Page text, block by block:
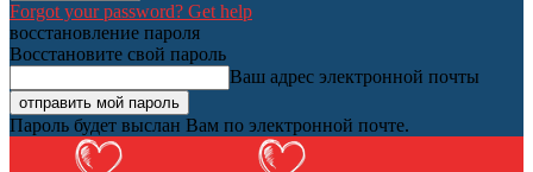
Forgot your password? Get help
восстановление пароля
Восстановите свой пароль
Ваш адрес электронной почты
Пароль будет выслан Вам по электронной почте.